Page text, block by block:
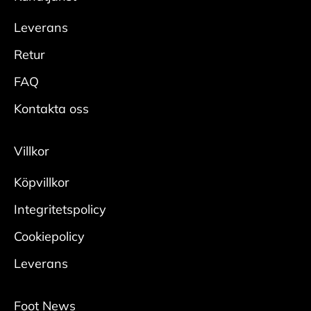
Leverans
Retur
FAQ
Kontakta oss
Villkor
Köpvillkor
Integritetspolicy
Cookiepolicy
Leverans
Foot News